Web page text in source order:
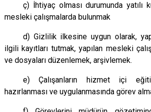
ç) İhtiyaç olması durumunda yatılı
mesleki çalışmalarda bulunmak
d) Gizlilik ilkesine uygun olarak,
ilgili kayıtları tutmak, yapılan mesleki
ve dosyaları düzenlemek, arşivlemek.
e) Çalışanların hizmet içi
hazırlanması ve uygulanmasında görev